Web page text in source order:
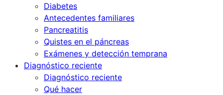
Diabetes
Antecedentes familiares
Pancreatitis
Quistes en el páncreas
Exámenes y detección temprana
Diagnóstico reciente
Diagnóstico reciente
Qué hacer